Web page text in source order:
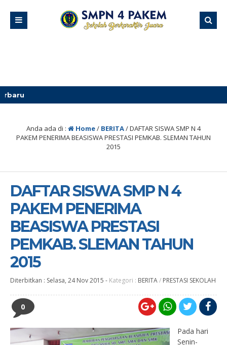
Anda ada di : Home/ BERITA/DAFTAR SISWA SMP N 4
PAKEM PENERIMA BEASISWA PRESTASI PEMKAB. SLEMAN TAHUN
2015
DAFTAR SISWA SMP N 4
PAKEM PENERIMA
BEASISWA PRESTASI
PEMKAB. SLEMAN TAHUN
2015
Diterbitkan : Selasa, 24 Nov 2015 - Kategori : BERITA/ PRESTASI SEKOLAH
0
Pada hari
Senin-